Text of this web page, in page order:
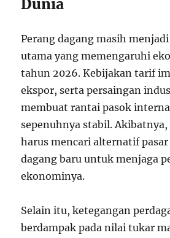
Dunia
Perang dagang masih
utama yang memengaruhi
tahun 2026. Kebijakan tarif
ekspor, serta persaingan
membuat rantai pasok
sepenuhnya stabil.
harus mencari alternatif
dagang baru untuk menjaga
ekonominya.
Selain itu, ketegangan
berdampak pada nilai tukar